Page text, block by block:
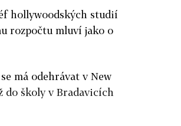
hollywoodských studií
rozpočtu mluví jako o
má odehrávat v New
do školy v Bradavicích